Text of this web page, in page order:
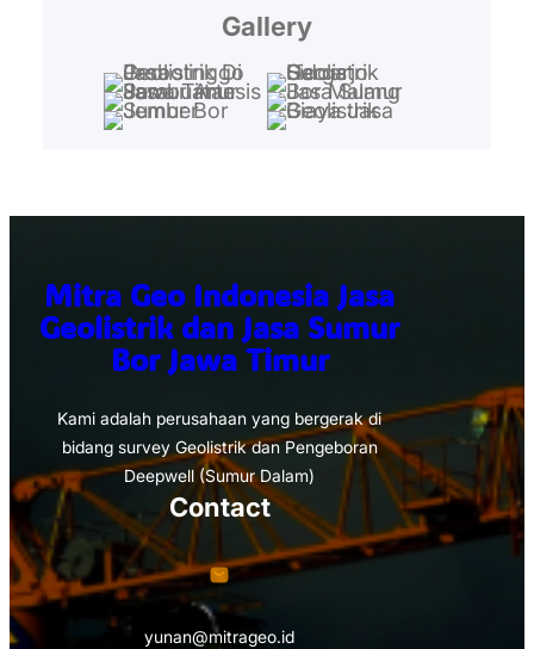
Gallery
Mitra Geo Indonesia Jasa
Geolistrik dan Jasa Sumur
Bor Jawa Timur
Kami adalah perusahaan yang bergerak di
bidang survey Geolistrik dan Pengeboran
Deepwell (Sumur Dalam)
Contact
yunan@mitrageo.id